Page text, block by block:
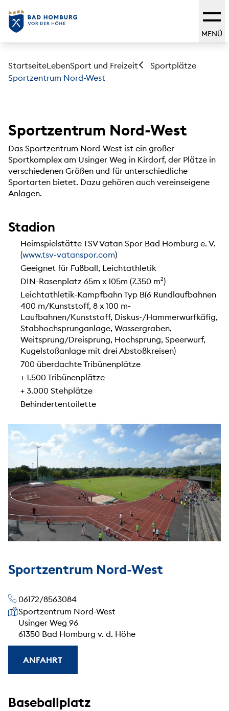
MENÜ
StartseiteLebenSport und Freizeit
Sportplätze
Sportzentrum Nord-West
Sportzentrum Nord-West
Das Sportzentrum Nord-West ist ein großer
Sportkomplex am Usinger Weg in Kirdorf, der Plätze in
verschiedenen Größen und für unterschiedliche
Sportarten bietet. Dazu gehören auch vereinseigene
Anlagen.
Stadion
Heimspielstätte TSV Vatan Spor Bad Homburg e. V.
(www.tsv-vatanspor.com)
Geeignet für Fußball, Leichtathletik
DIN-Rasenplatz 65m x 105m (7.350 m²)
Leichtathletik-Kampfbahn Typ B(6 Rundlaufbahnen
400 m/Kunststoff, 8 x 100 m-
Laufbahnen/Kunststoff, Diskus-/Hammerwurfkäfig,
Stabhochsprunganlage, Wassergraben,
Weitsprung/Dreisprung, Hochsprung, Speerwurf,
Kugelstoßanlage mit drei Abstoßkreisen)
700 überdachte Tribünenplätze
+ 1.500 Tribünenplätze
+ 3.000 Stehplätze
Behindertentoilette
Sportzentrum Nord-West
06172/8563084
Unsere Anschrift
Sportzentrum Nord-West
Usinger Weg 96
61350 Bad Homburg v. d. Höhe
ANFAHRT
Baseballplatz